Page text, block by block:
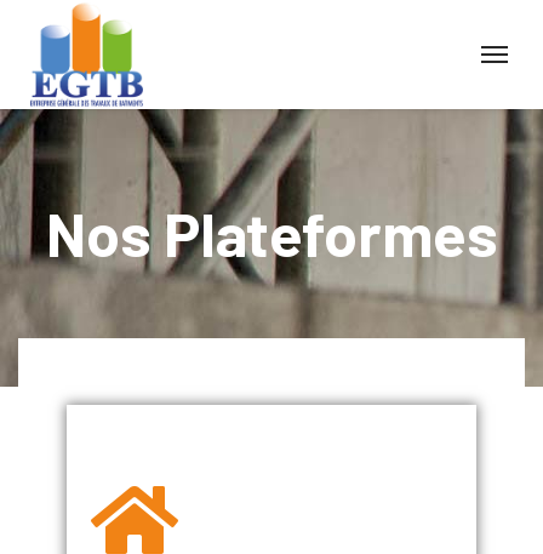
Nos Plateformes